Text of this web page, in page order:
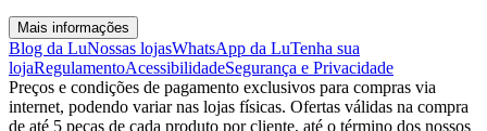
Mais informações
Blog da LuNossas lojasWhatsApp da LuTenha sua
lojaRegulamentoAcessibilidadeSegurança e Privacidade
Preços e condições de pagamento exclusivos para compras via
internet, podendo variar nas lojas físicas. Ofertas válidas na compra
de até 5 peças de cada produto por cliente, até o término dos nossos